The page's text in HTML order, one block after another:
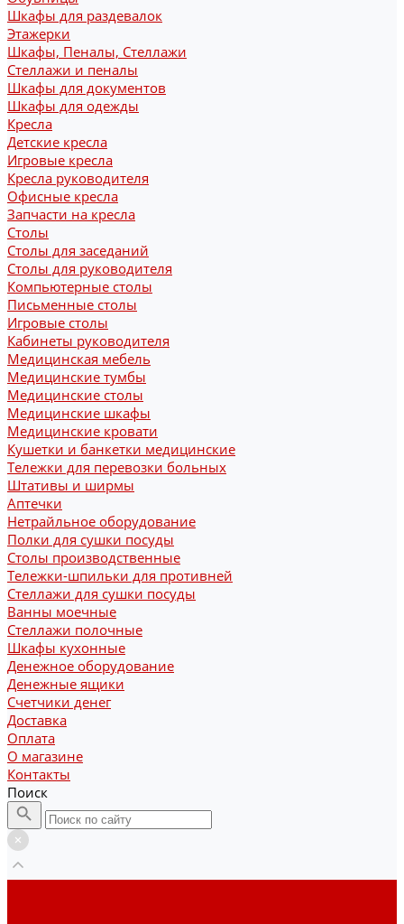
Шкафы для раздевалок
Этажерки
Шкафы, Пеналы, Стеллажи
Стеллажи и пеналы
Шкафы для документов
Шкафы для одежды
Кресла
Детские кресла
Игровые кресла
Кресла руководителя
Офисные кресла
Запчасти на кресла
Столы
Столы для заседаний
Столы для руководителя
Компьютерные столы
Письменные столы
Игровые столы
Кабинеты руководителя
Медицинская мебель
Медицинские тумбы
Медицинские столы
Медицинские шкафы
Медицинские кровати
Кушетки и банкетки медицинские
Тележки для перевозки больных
Штативы и ширмы
Аптечки
Нетрайльное оборудование
Полки для сушки посуды
Столы производственные
Тележки-шпильки для противней
Стеллажи для сушки посуды
Ванны моечные
Стеллажи полочные
Шкафы кухонные
Денежное оборудование
Денежные ящики
Счетчики денег
Доставка
Оплата
О магазине
Контакты
Поиск